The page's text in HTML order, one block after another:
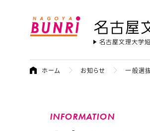
名古屋文理大学
ホーム お知らせ 一般選
INFORMATION